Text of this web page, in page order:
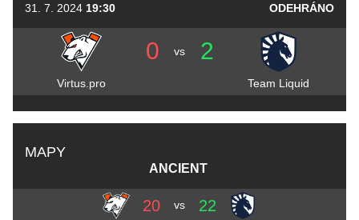
31. 7. 2024 19:30 ODEHRÁNO
0 vs 2
Virtus.pro Team Liquid
MAPY
ANCIENT
20 vs 22